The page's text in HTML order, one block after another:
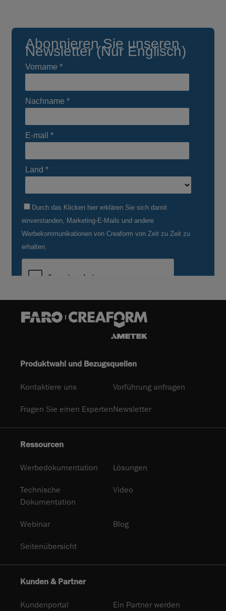
Produktwahl und Bezugsquellen
Kontaktiere uns Vorführung anfragen
Fragen Sie einen ExpertenNewsletter
Ressourcen
Werbedokumentation Lösungen
Technische
Dokumentation
Video
Webinar Blog
Seitenübersicht
Kunden & Partner
Kundenportal Ein Partner werden